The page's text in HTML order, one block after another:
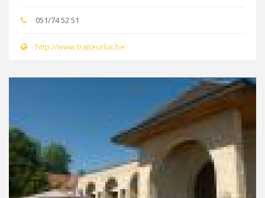
051/74 52 51
http://www.traiteurluc.be